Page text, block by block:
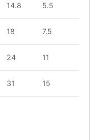
14.8 5.5
18 7.5
24 11
31 15